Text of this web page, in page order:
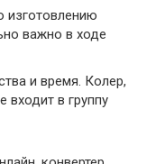
важно в ходе
и время. Колер,
входит в группу